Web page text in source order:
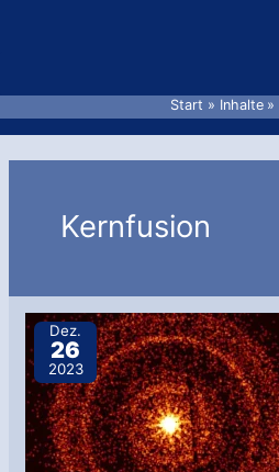
Start Inhalte
Kernfusion
Dez.
26
2023